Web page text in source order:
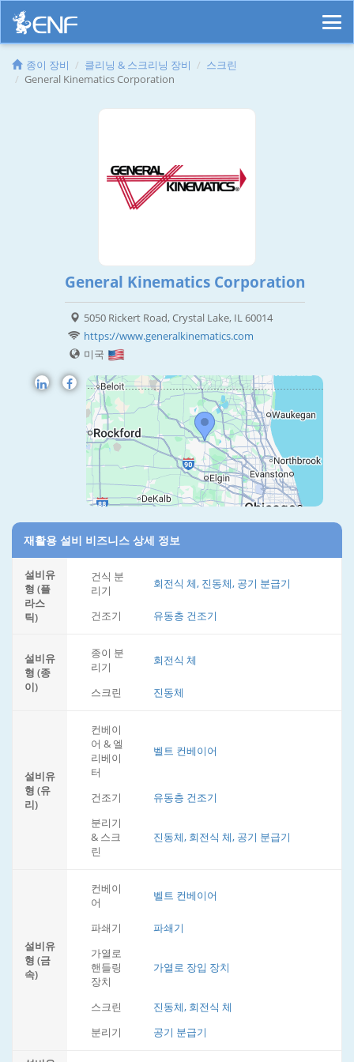
종이 장비 클리닝 & 스크리닝 장비
스크린
General Kinematics Corporation
General Kinematics Corporation
5050 Rickert Road, Crystal Lake, IL 60014
https://www.generalkinematics.com
미국
재활용 설비 비즈니스 상세 정보
설비유
형 (플
라스
틱)
건식 분
리기
회전식 체, 진동체, 공기 분급기
건조기 유동층 건조기
설비유
형 (종
이)
종이 분
리기
회전식 체
스크린 진동체
설비유
형 (유
리)
컨베이
어 & 엘
리베이
터
벨트 컨베이어
건조기
유동층 건조기
분리기
& 스크
린
진동체, 회전식 체, 공기 분급기
설비유
형 (금
속)
컨베이
어
벨트 컨베이어
파쇄기
파쇄기
가열로
핸들링
장치
가열로 장입 장치
스크린
진동체, 회전식 체
분리기
공기 분급기